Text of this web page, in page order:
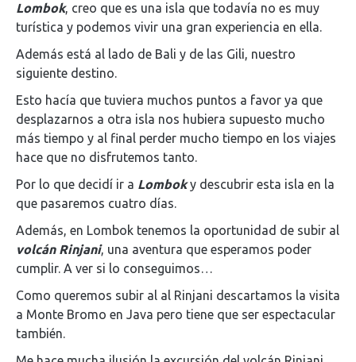
Lombok, creo que es una isla que todavía no es muy
turística y podemos vivir una gran experiencia en ella.
Además está al lado de Bali y de las Gili, nuestro
siguiente destino.
Esto hacía que tuviera muchos puntos a favor ya que
desplazarnos a otra isla nos hubiera supuesto mucho
más tiempo y al final perder mucho tiempo en los viajes
hace que no disfrutemos tanto.
Por lo que decidí ir a Lomboky descubrir esta isla en la
que pasaremos cuatro días.
Además, en Lombok tenemos la oportunidad de subir al
volcán Rinjani, una aventura que esperamos poder
cumplir. A ver si lo conseguimos…
Como queremos subir al al Rinjani descartamos la visita
a Monte Bromo en Java pero tiene que ser espectacular
también.